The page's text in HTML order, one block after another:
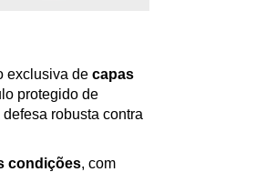
exclusiva de capas
protegido de
robusta contra
condições, com